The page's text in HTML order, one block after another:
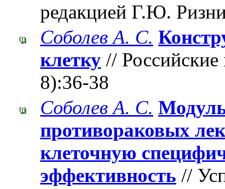
редакцией Г.Ю.
Соболев А. С.
клетку //
8):36-38
Соболев А. С.
противораковых
клеточную
эффективность //